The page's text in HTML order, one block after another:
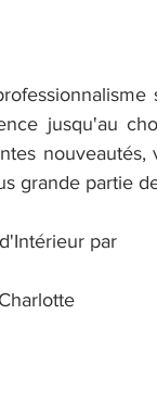
jusqu'au
grande partie
par